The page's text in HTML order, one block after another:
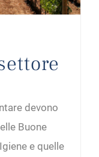
devono
Buone
e quelle